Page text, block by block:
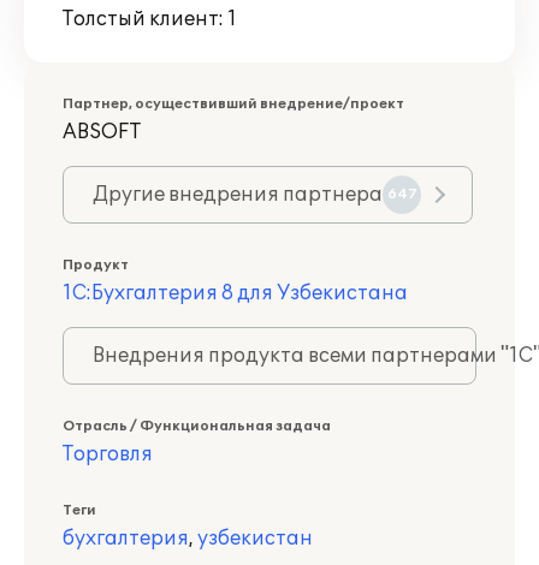
Толстый клиент: 1
Партнер, осуществивший внедрение/проект
ABSOFT
Другие внедрения партнера 647
Продукт
1С:Бухгалтерия 8 для Узбекистана
Внедрения продукта всеми партнерами
Отрасль / Функциональная задача
Торговля
Теги
бухгалтерия, узбекистан